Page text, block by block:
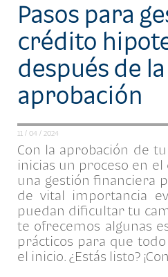
Pasos para
crédito
después de la
aprobación
11 / 04 / 2024
Con la aprobación de
inicias un proceso en
una gestión financiera
de vital importancia
puedan dificultar tu
te ofrecemos algunas
prácticos para que
el inicio. ¿Estás listo?